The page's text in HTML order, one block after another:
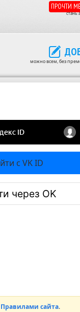
ПРОЧТИ
стань
можно всем, без
с VK ID
через OK
Правилами сайта.